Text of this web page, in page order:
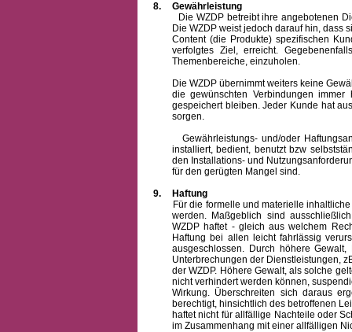
8.
Gewährleistung
Die WZDP betreibt ihre angebotenen
Die WZDP weist jedoch darauf hin, dass
Content (die Produkte) spezifischen
verfolgtes Ziel, erreicht.
Themenbereiche, einzuholen.
Die WZDP übernimmt weiters keine
die gewünschten Verbindungen
gespeichert bleiben. Jeder Kunde hat
sorgen.
Gewährleistungs- und/oder
installiert, bedient, benutzt bzw
den Installations- und
für den gerügten Mangel sind.
9.
Haftung
Für die formelle und materielle
werden. Maßgeblich sind
WZDP haftet - gleich aus welchem
Haftung bei allen leicht fahrlässig
ausgeschlossen. Durch höhere
Unterbrechungen der Dienstleistungen,
der WZDP. Höhere Gewalt, als solche
nicht verhindert werden können,
Wirkung. Überschreiten sich daraus
berechtigt, hinsichtlich des betroffenen
haftet nicht für allfällige Nachteile oder
im Zusammenhang mit einer allfälligen